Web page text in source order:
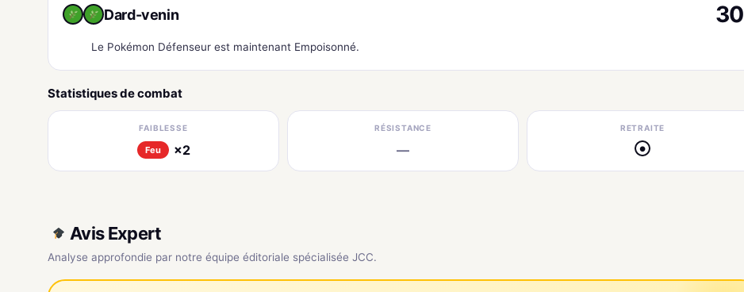
Dard-venin 30
Le Pokémon Défenseur est maintenant Empoisonné.
Statistiques de combat
FAIBLESSE
Feu ×2
RÉSISTANCE
—
RETRAITE
●
Avis Expert
Analyse approfondie par notre équipe éditoriale spécialisée JCC.